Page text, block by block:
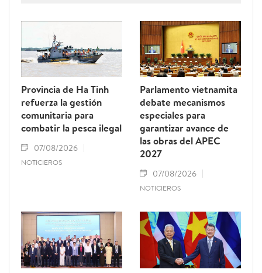
Provincia de Ha Tinh
refuerza la gestión
comunitaria para
combatir la pesca ilegal
07/08/2026
NOTICIEROS
Parlamento vietnamita
debate mecanismos
especiales para
garantizar avance de
las obras del APEC
2027
07/08/2026
NOTICIEROS